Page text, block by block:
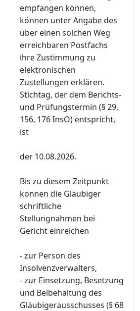
empfangen können,
können unter Angabe des
über einen solchen Weg
erreichbaren Postfachs
ihre Zustimmung zu
elektronischen
Zustellungen erklären.
Stichtag, der dem Berichts-
und Prüfungstermin (§ 29,
156, 176 InsO) entspricht,
ist
der 10.08.2026.
Bis zu diesem Zeitpunkt
können die Gläubiger
schriftliche
Stellungnahmen bei
Gericht einreichen
- zur Person des
Insolvenzverwalters,
- zur Einsetzung, Besetzung
und Beibehaltung des
Gläubigerausschusses (§ 68